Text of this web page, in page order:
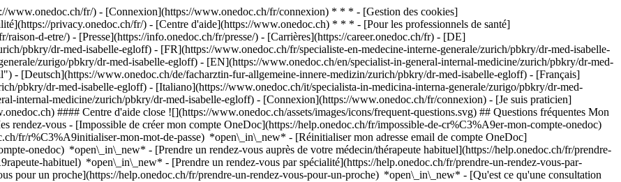
www.onedoc.ch/fr/) - [Connexion](https://www.onedoc.ch/fr/connexion) * * * - [Gestion des cookies]
privacy.onedoc.ch/fr/) - [Centre d'aide](https://www.onedoc.ch) * * * - [Pour les professionnels de santé]
d-etre/) - [Presse](https://info.onedoc.ch/fr/presse/) - [Carrières](https://career.onedoc.ch/fr) - [DE]
pbkry/dr-med-isabelle-egloff) - [FR](https://www.onedoc.ch/fr/specialiste-en-medecine-interne-generale/zurich/pbkry/dr-med-isabelle-
zurigo/pbkry/dr-med-isabelle-egloff) - [EN](https://www.onedoc.ch/en/specialist-in-general-internal-medicine/zurich/pbkry/dr-med-
- [Deutsch](https://www.onedoc.ch/de/facharztin-fur-allgemeine-innere-medizin/zurich/pbkry/dr-med-isabelle-egloff) - [Français]
pbkry/dr-med-isabelle-egloff) - [Italiano](https://www.onedoc.ch/it/specialista-in-medicina-interna-generale/zurigo/pbkry/dr-med-
internal-medicine/zurich/pbkry/dr-med-isabelle-egloff) - [Connexion](https://www.onedoc.ch/fr/connexion) - [Je suis praticien]
#### Centre d'aide close ![](https://www.onedoc.ch/assets/images/icons/frequent-questions.svg) ## Questions fréquentes Mon
rendez-vous - [Impossible de créer mon compte OneDoc](https://help.onedoc.ch/fr/impossible-de-cr%C3%A9er-mon-compte-onedoc)
fr/r%C3%A9initialiser-mon-mot-de-passe) *open\_in\_new* - [Réinitialiser mon adresse email de compte OneDoc]
onedoc) *open\_in\_new* - [Prendre un rendez-vous auprès de votre médecin/thérapeute habituel](https://help.onedoc.ch/fr/prendre-
habituel) *open\_in\_new* - [Prendre un rendez-vous par spécialité](https://help.onedoc.ch/fr/prendre-un-rendez-vous-par-
pour un proche](https://help.onedoc.ch/fr/prendre-un-rendez-vous-pour-un-proche) *open\_in\_new* - [Qu'est ce qu'une consultation